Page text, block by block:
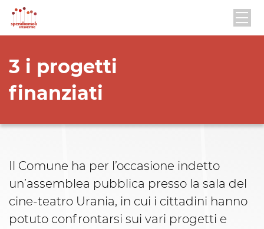
3 i progetti
finanziati
Il Comune ha per l’occasione indetto
un’assemblea pubblica presso la sala del
cine-teatro Urania, in cui i cittadini hanno
potuto confrontarsi sui vari progetti e